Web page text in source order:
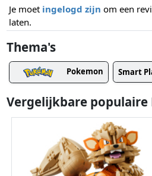
Je moet ingelogd zijn om een
laten.
Thema's
Pokemon Smart
Vergelijkbare populaire